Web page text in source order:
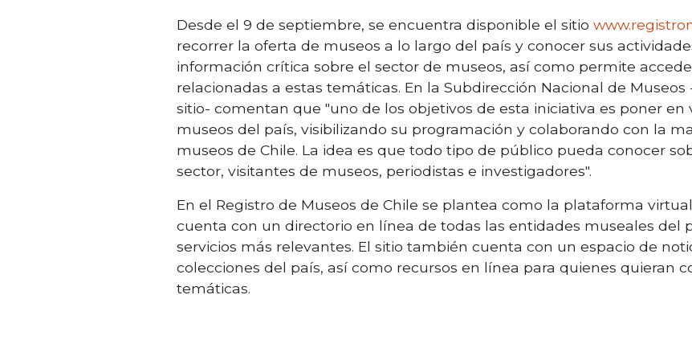
Desde el 9 de septiembre, se encuentra disponible el sitio
recorrer la oferta de museos a lo largo del país y conocer sus
información crítica sobre el sector de museos, así como permite
relacionadas a estas temáticas. En la Subdirección Nacional de
sitio- comentan que "uno de los objetivos de esta iniciativa es poner en
museos del país, visibilizando su programación y colaborando con la
museos de Chile. La idea es que todo tipo de público pueda conocer
sector, visitantes de museos, periodistas e investigadores".
En el Registro de Museos de Chile se plantea como la plataforma
cuenta con un directorio en línea de todas las entidades museales del
servicios más relevantes. El sitio también cuenta con un espacio de
colecciones del país, así como recursos en línea para quienes quieran
temáticas.